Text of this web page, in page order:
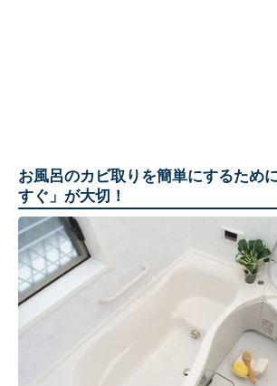
お風呂のカビ取りを簡単にするため
すぐ」が大切！